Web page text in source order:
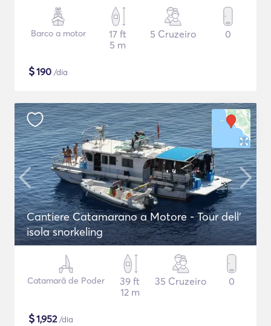
Barco a motor
17 ft
5 m
5 Cruzeiro 0
$190 /dia
Cantiere Catamarano a Motore - Tour dell'
isola snorkeling
Catamarã de Poder
39 ft
12 m
35 Cruzeiro 0
$1,952/dia